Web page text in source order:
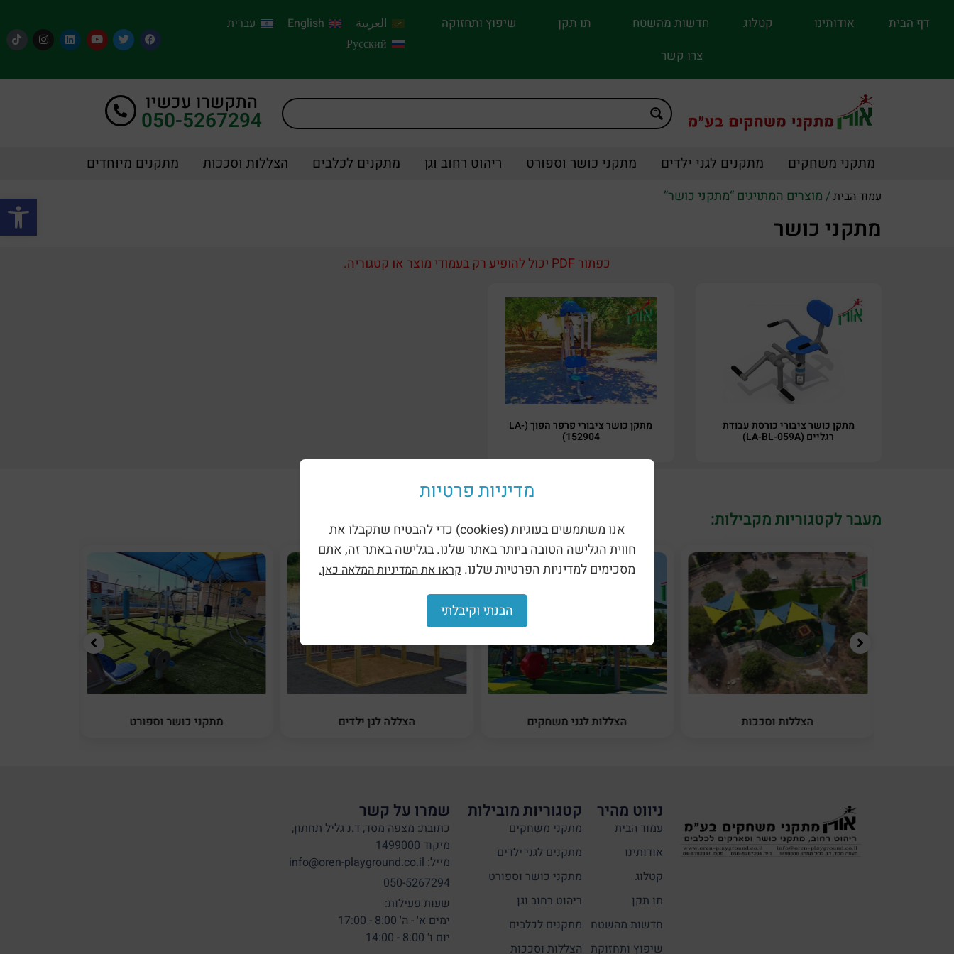
פתח
דף הבית אודותינו קטלוג חדשות מהשטח תו תקן
שיפוץ ותחזוקה
צרו קשר
العربية English
עברית
Русский
התקשרו עכשיו
050-5267294
מתקני משחקים מתקנים לגני ילדים מתקני כושר וספורט ריהוט רחוב וגן מתקנים לכלבים הצללות וסככות מתקנים מיוחדים
עמוד הבית/ מוצרים המתויגים “מתקני כושר”
מתקני כושר
כפתור PDF יכול להופיע רק בעמודי מוצר או קטגוריה.
מתקן כושר ציבורי כורסת עבודת
רגליים (LA-BL-059A)
מתקן כושר ציבורי פרפר הפוך (LA-
152904)
מעבר לקטגוריות מקבילות:
הצללות וסככות הצללות לגני משחקים הצללה לגן ילדים מתקני כושר וספורט
ניווט מהיר
עמוד הבית
אודותינו
קטלוג
תו תקן
חדשות מהשטח
שיפוץ ותחזוקת
קטגוריות מובילות
מתקני משחקים
מתקנים לגני ילדים
מתקני כושר וספורט
ריהוט רחוב וגן
מתקנים לכלבים
הצללות וסככות
שמרו על קשר
כתובת: מצפה מסד, ד.נ גליל תחתון,
מיקוד 1499000
מייל: info@oren-playground.co.il
050-5267294
שעות פעילות:
ימים א' - ה' 8:00 - 17:00
יום ו' 8:00 - 14:00
מדיניות פרטיות
אנו משתמשים בעוגיות (cookies) כדי להבטיח שתקבלו את
חווית הגלישה הטובה ביותר באתר שלנו. בגלישה באתר זה, אתם
מסכימים למדיניות הפרטיות שלנו. קראו את המדיניות המלאה כאן.
הבנתי וקיבלתי